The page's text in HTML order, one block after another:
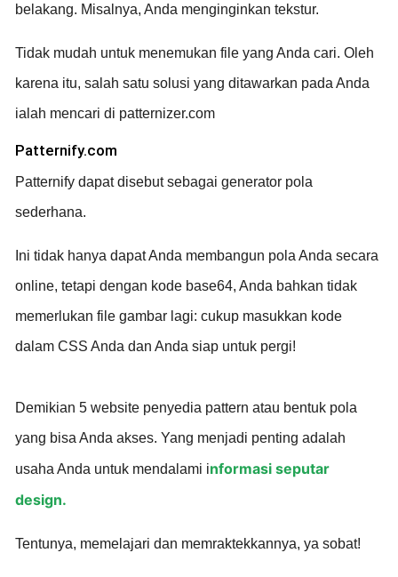
belakang. Misalnya, Anda menginginkan tekstur.
Tidak mudah untuk menemukan file yang Anda cari. Oleh
karena itu, salah satu solusi yang ditawarkan pada Anda
ialah mencari di patternizer.com
Patternify.com
Patternify dapat disebut sebagai generator pola
sederhana.
Ini tidak hanya dapat Anda membangun pola Anda secara
online, tetapi dengan kode base64, Anda bahkan tidak
memerlukan file gambar lagi: cukup masukkan kode
dalam CSS Anda dan Anda siap untuk pergi!
Demikian 5 website penyedia pattern atau bentuk pola
yang bisa Anda akses. Yang menjadi penting adalah
usaha Anda untuk mendalami informasi seputar
design.
Tentunya, memelajari dan memraktekkannya, ya sobat!